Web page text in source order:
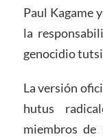
Paul Kagame
la
genocidio
La versión
hutus
miembros de